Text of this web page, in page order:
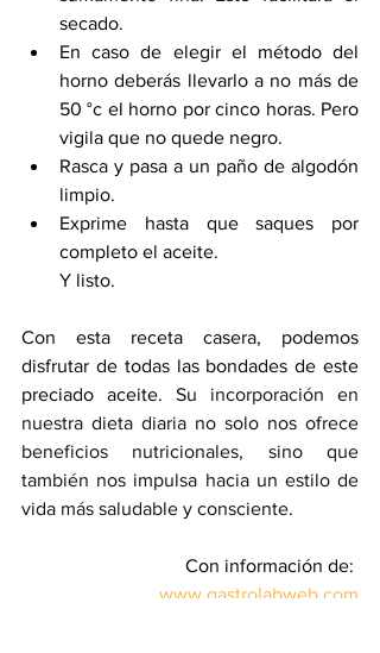
secado.
En caso de elegir el método del
horno deberás llevarlo a no más de
50 °c el horno por cinco horas. Pero
vigila que no quede negro.
Rasca y pasa a un paño de algodón
limpio.
Exprime hasta que saques por
completo el aceite.
Y listo.
Con esta receta casera, podemos
disfrutar de todas las bondades de este
preciado aceite. Su incorporación en
nuestra dieta diaria no solo nos ofrece
beneficios nutricionales, sino que
también nos impulsa hacia un estilo de
vida más saludable y consciente.
Con información de:
www.gastrolabweb.com